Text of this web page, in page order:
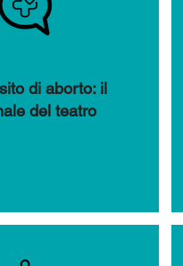
di aborto: il
del teatro